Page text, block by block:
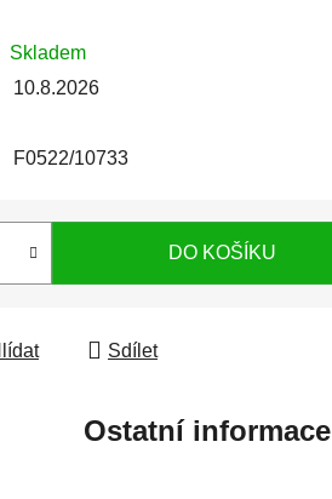
Skladem
10.8.2026
F0522/10733
DO KOŠÍKU
Sdílet
Ostatní informace